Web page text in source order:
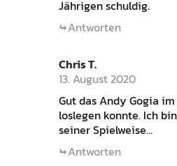
Jährigen schuldig.
Antworten
Chris T.
13. August 2020
Gut das Andy Gogia
loslegen konnte. Ich
seiner Spielweise…
Antworten